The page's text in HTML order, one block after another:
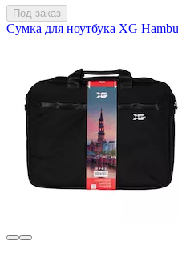
Под заказ
Сумка для ноутбука XG